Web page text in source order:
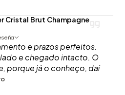
Cristal Brut Champagne
e prazos perfeitos.
e chegado intacto. O
porque já o conheço, daí
esta garrafa agora
sido aberta.